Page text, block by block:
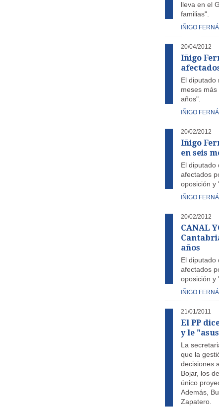
lleva en el
familias".
IÑIGO
20/04/2012
Iñigo
El diputado
meses
años".
IÑIGO
20/02/2012
Iñigo
en seis
El diputado
afectados
oposición y
IÑIGO
20/02/2012
CANAL
años
El diputado
afectados
oposición y
IÑIGO
21/01/2011
El PP
y le
La
que la
decisiones
Bojar, los
único
Además,
Zapatero.